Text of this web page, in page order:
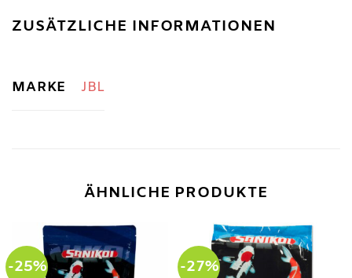
ZUSÄTZLICHE INFORMATIONEN
MARKE JBL
ÄHNLICHE PRODUKTE
-25% -27%